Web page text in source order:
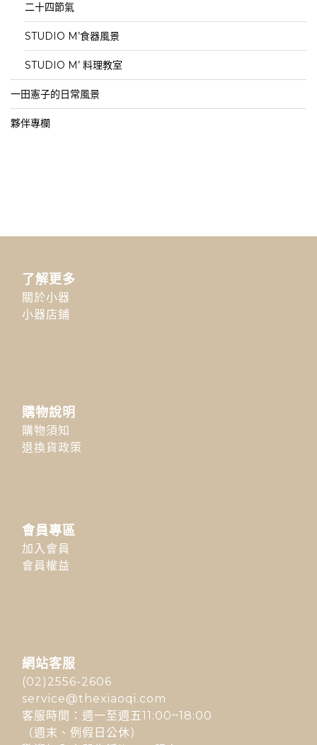
二十四節氣
STUDIO M’食器風景
STUDIO M’ 料理教室
一田憲子的日常風景
夥伴專欄
了解更多
關於小器
小器店鋪
購物說明
購物須知
退換貨政策
會員專區
加入會員
會員權益
網站客服
(02)2556-2606
service@thexiaoqi.com
客服時間：週一至週五11:00~18:00
（週末、例假日公休）